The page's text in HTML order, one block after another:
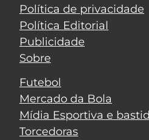
Política de privacidade
Política Editorial
Publicidade
Sobre
Futebol
Mercado da Bola
Mídia Esportiva e
Torcedoras